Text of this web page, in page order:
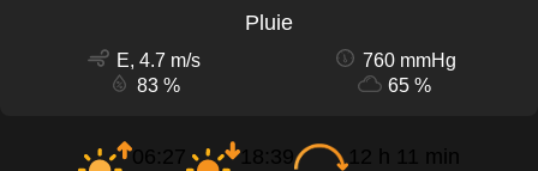
Pluie
E, 4.7 m/s
760 mmHg
83 %
65 %
06:27 18:39 12 h 11 min